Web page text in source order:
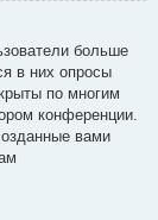
больше
в них опросы
по многим
конференции.
вами